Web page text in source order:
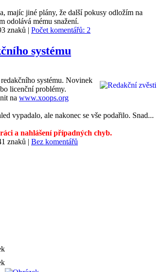
majíc jiné plány, že další pokusy odložím na
odolává mému snažení.
znaků | Počet komentářů: 2
systému
systému. Novinek
licenční problémy.
na www.xoops.org
vypadalo, ale nakonec se vše podařilo. Snad...
a nahlášení případných chyb.
znaků | Bez komentářů